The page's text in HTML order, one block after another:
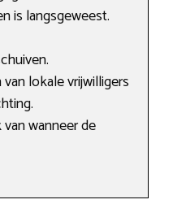
is langsgeweest.
lokale vrijwilligers
wanneer de